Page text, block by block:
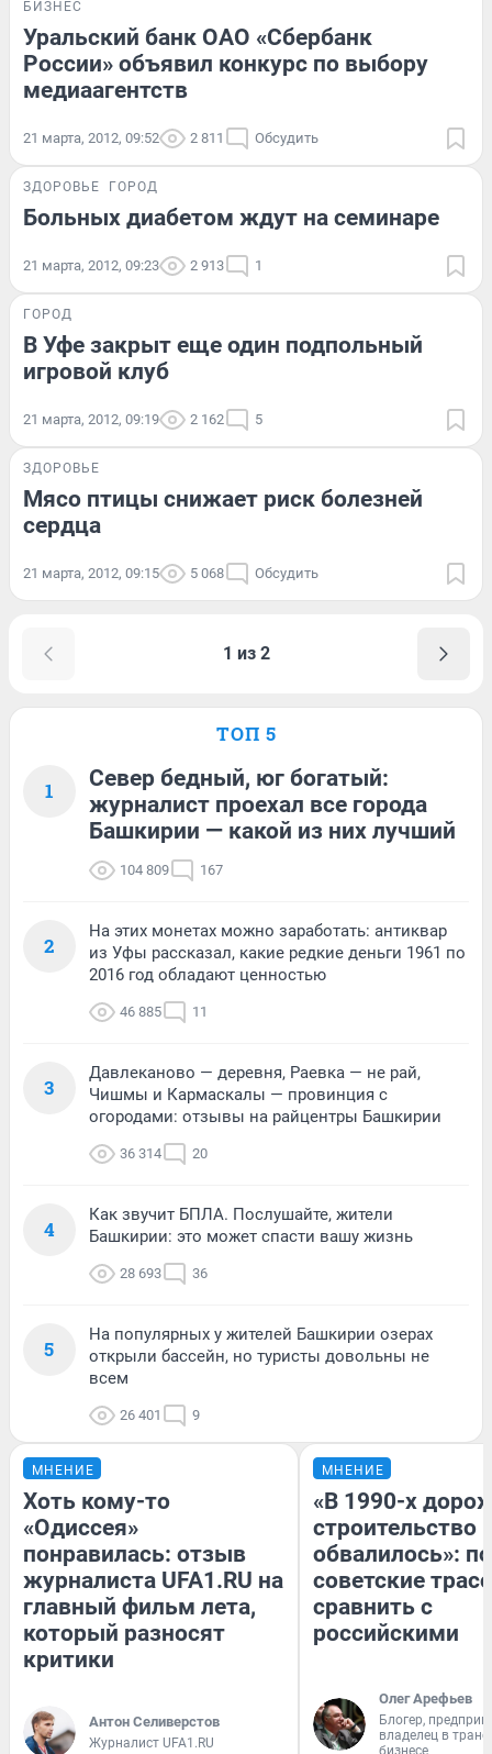
БИЗНЕС
Уральский банк ОАО «Сбербанк
России» объявил конкурс по выбору
медиаагентств
21 марта, 2012, 09:52 2 811 Обсудить
ЗДОРОВЬЕ ГОРОД
Больных диабетом ждут на семинаре
21 марта, 2012, 09:23 2 913 1
ГОРОД
В Уфе закрыт еще один подпольный
игровой клуб
21 марта, 2012, 09:19 2 162 5
ЗДОРОВЬЕ
Мясо птицы снижает риск болезней
сердца
21 марта, 2012, 09:15 5 068 Обсудить
1 из 2
ТОП 5
1
Север бедный, юг богатый:
журналист проехал все города
Башкирии — какой из них лучший
104 809 167
2
На этих монетах можно заработать: антиквар
из Уфы рассказал, какие редкие деньги 1961 по
2016 год обладают ценностью
46 885 11
3
Давлеканово — деревня, Раевка — не рай,
Чишмы и Кармаскалы — провинция с
огородами: отзывы на райцентры Башкирии
36 314 20
4
Как звучит БПЛА. Послушайте, жители
Башкирии: это может спасти вашу жизнь
28 693 36
5
На популярных у жителей Башкирии озерах
открыли бассейн, но туристы довольны не
всем
26 401 9
МНЕНИЕ
Хоть кому-то
«Одиссея»
понравилась: отзыв
журналиста UFA1.RU на
главный фильм лета,
который разносят
критики
Антон Селиверстов
Журналист UFA1.RU
МНЕНИЕ
«В 1990-х
строительство
обвалилось»:
советские
сравнить с
российскими
Олег Арефьев
Блогер,
владелец в
бизнесе